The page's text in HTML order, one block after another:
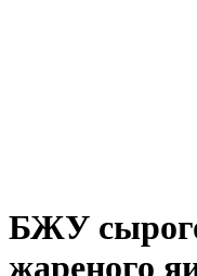
БЖУ
жареного